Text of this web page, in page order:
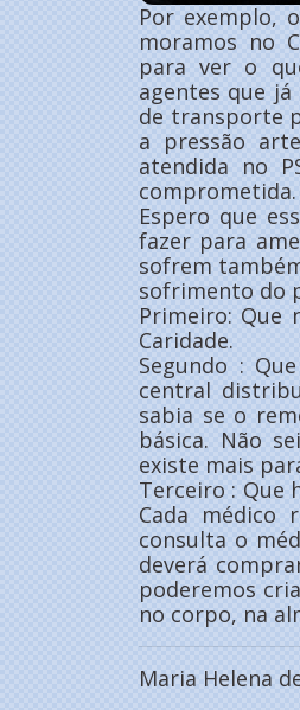
Por exemplo,
moramos no
para ver o
agentes que
de transporte
a pressão
atendida no
comprometida.
Espero que
fazer para
sofrem
sofrimento do
Primeiro: Que
Caridade.
Segundo :
central
sabia se o
básica. Não
existe mais
Terceiro : Que
Cada médico
consulta o
deverá
poderemos
no corpo, na
Maria Helena